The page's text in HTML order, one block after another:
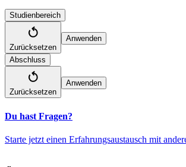
Studienbereich
Zurücksetzen
Anwenden
Abschluss
Zurücksetzen
Anwenden
Du hast Fragen?
Starte jetzt einen Erfahrungsaustausch mit